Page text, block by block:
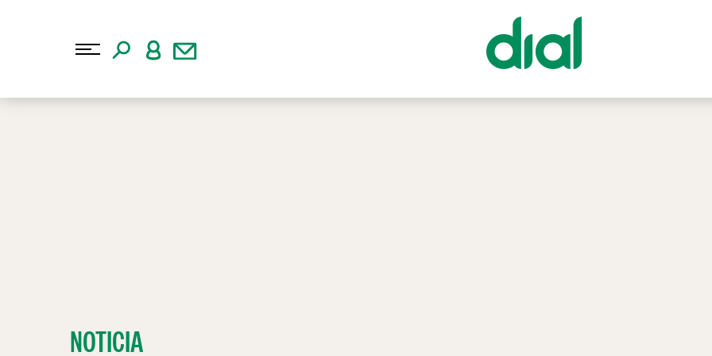
NOTICIA